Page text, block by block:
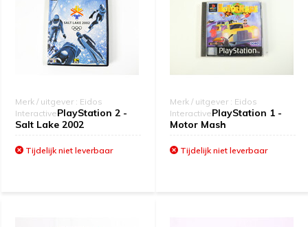
Merk / uitgever : Eidos
InteractivePlayStation 2 -
Salt Lake 2002
Tijdelijk niet leverbaar
Merk / uitgever : Eidos
InteractivePlayStation 1 -
Motor Mash
Tijdelijk niet leverbaar